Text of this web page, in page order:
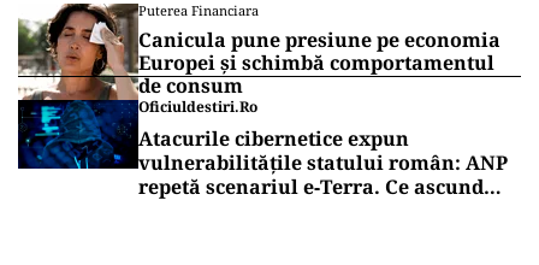
Puterea Financiara
Canicula pune presiune pe economia
Europei și schimbă comportamentul
de consum
Oficiuldestiri.ro
Atacurile cibernetice expun
vulnerabilitățile statului român: ANP
repetă scenariul e‑Terra. Ce ascund